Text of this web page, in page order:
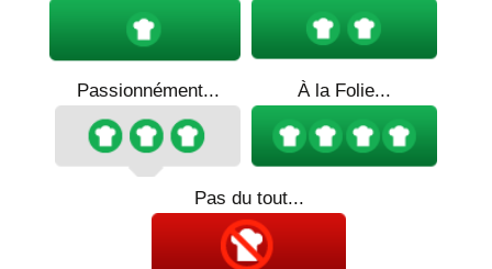
Passionnément... À la Folie...
Pas du tout...